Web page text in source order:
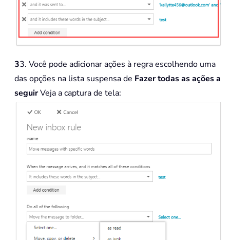
33. Você pode adicionar ações à regra escolhendo uma
das opções na lista suspensa de Fazer todas as ações a
seguirVeja a captura de tela: